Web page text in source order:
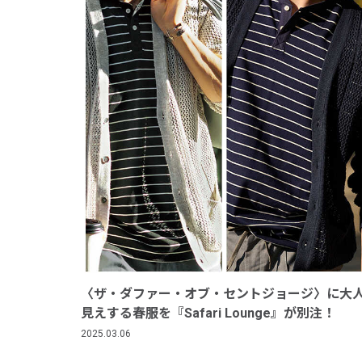
〈ザ・ダファー・オブ・セントジョージ〉に大
見えする春服を『Safari Lounge』が別注！
2025.03.06